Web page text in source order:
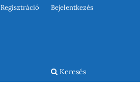
Keresés
Regisztráció Bejelentkezés